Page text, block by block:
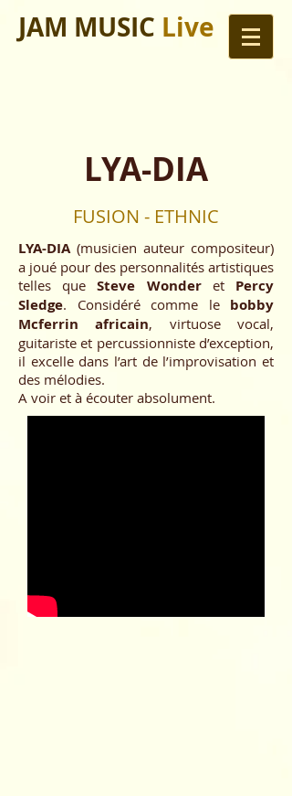
JAM MUSIC Live
LYA-DIA
FUSION - ETHNIC
LYA-DIA(musicien auteur compositeur)
a joué pour des personnalités artistiques
telles queSteve Wonderet Percy
Sledge. Considéré comme le bobby
Mcferrin africain, virtuose vocal,
guitariste et percussionniste d’exception,
il excelle dans l’art de l’improvisation et
des mélodies.
A voir et à écouter absolument.